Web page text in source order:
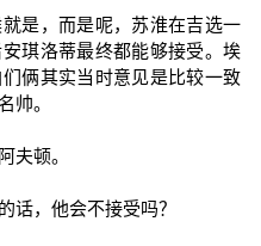
是，而是呢，苏淮在吉选一
琪洛蒂最终都能够接受。埃
俩其实当时意见是比较一致
帅。
夫顿。
话，他会不接受吗？